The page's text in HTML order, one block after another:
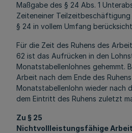
Maßgabe des § 24 Abs. 1
Zeiteneiner Teilzeitbeschäftigung
§ 24 in vollem Umfang
Für die Zeit des Ruhens des
62 ist das Aufrücken in den
Monatstabellenlohnes gehemmt.
Arbeit nach dem Ende des
Monatstabellenlohn wieder nach
dem Eintritt des Ruhens zuletzt
Zu § 25
Nichtvollleistungsfähige